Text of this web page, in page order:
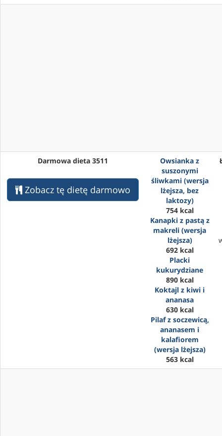
Darmowa dieta 3511
Zobacz tę dietę darmowo
Owsianka z
suszonymi
śliwkami (wersja
lżejsza, bez
laktozy)
754 kcal
Kanapki z pastą z
makreli (wersja
lżejsza)
692 kcal
Placki
kukurydziane
890 kcal
Koktajl z kiwi i
ananasa
630 kcal
Pilaf z soczewicą,
ananasem i
kalafiorem
(wersja lżejsza)
563 kcal